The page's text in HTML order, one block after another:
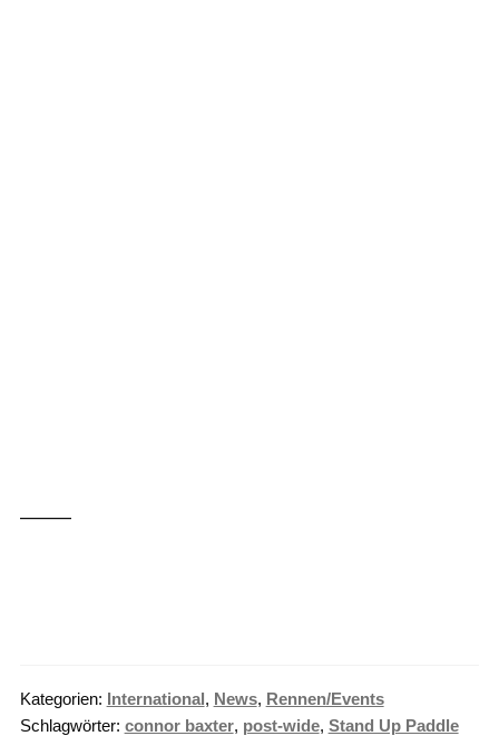
——–
Kategorien: International, News, Rennen/Events
Schlagwörter: connor baxter, post-wide, Stand Up Paddle